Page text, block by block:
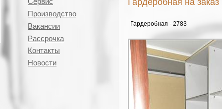
Производство
Вакансии
Рассрочка
Контакты
Новости
Гардеробная - 2783